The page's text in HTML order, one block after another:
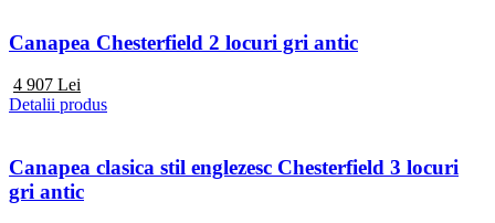
Canapea Chesterfield 2 locuri gri antic
4 907 Lei
Detalii produs
Canapea clasica stil englezesc Chesterfield 3 locuri
gri antic